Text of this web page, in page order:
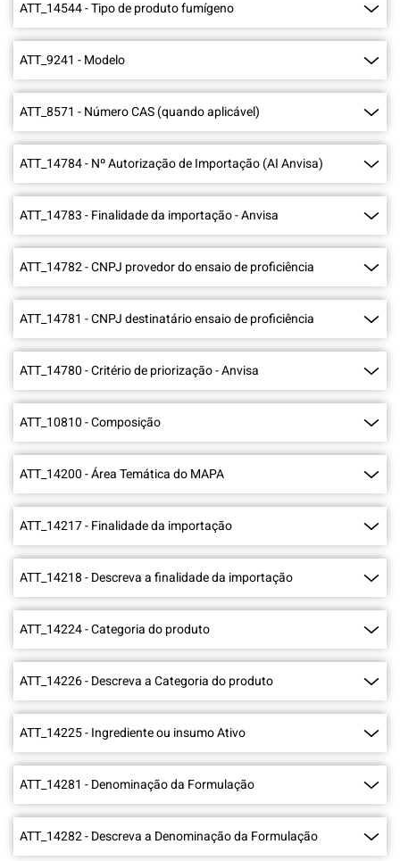
ATT_14544-Tipo de produto fumígeno
ATT_9241 - Modelo
ATT_8571 - Número CAS (quando aplicável)
ATT_14784- Nº Autorização de Importação (AI Anvisa)
ATT_14783 - Finalidade da importação - Anvisa
ATT_14782-CNPJ provedor do ensaio de proficiência
ATT_14781 -CNPJ destinatário ensaio de proficiência
ATT_14780 -Critério de priorização - Anvisa
ATT_10810 -Composição
ATT_14200 -Área Temática do MAPA
ATT_14217- Finalidade da importação
ATT_14218 - Descreva a finalidade da importação
ATT_14224-Categoria do produto
ATT_14226- Descreva a Categoria do produto
ATT_14225- Ingrediente ou insumo Ativo
ATT_14281 - Denominação da Formulação
ATT_14282- Descreva a Denominação da Formulação